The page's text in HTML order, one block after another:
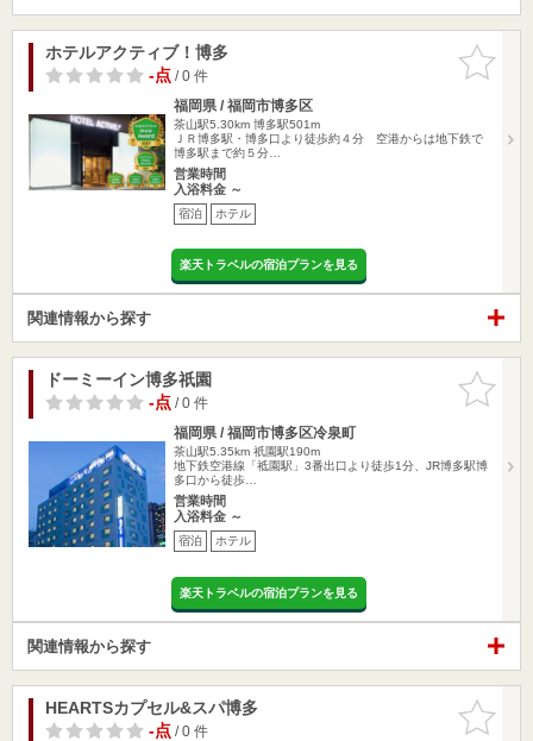
お気に入
りに追加
ホテルアクティブ！博多
-点/ 0 件
福岡県 / 福岡市博多区
茶山駅5.30km 博多駅501m
ＪＲ博多駅・博多口より徒歩約４分 空港からは地下鉄で
博多駅まで約５分…
営業時間
入浴料金 ～
宿泊 ホテル
楽天トラベルの宿泊プランを見る
関連情報から探す
お気に入
りに追加
ドーミーイン博多祇園
-点/ 0 件
福岡県 / 福岡市博多区冷泉町
茶山駅5.35km 祇園駅190m
地下鉄空港線「祗園駅」3番出口より徒歩1分、JR博多駅博
多口から徒歩…
営業時間
入浴料金 ～
宿泊 ホテル
楽天トラベルの宿泊プランを見る
関連情報から探す
お気に入
りに追加
HEARTSカプセル&スパ博多
-点/ 0 件